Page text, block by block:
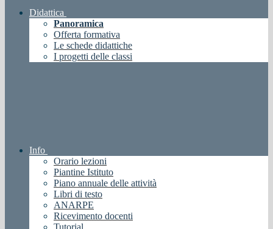
Didattica
Panoramica
Offerta formativa
Le schede didattiche
I progetti delle classi
Info
Orario lezioni
Piantine Istituto
Piano annuale delle attività
Libri di testo
ANARPE
Ricevimento docenti